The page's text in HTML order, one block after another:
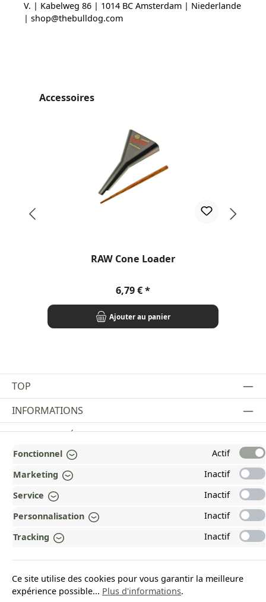
V. | Kabelweg 86 | 1014 BC Amsterdam | Niederlande
| shop@thebulldog.com
Ignorer la galerie de produits
Accessoires
RAW Cone Loader
Prix régulier :
6,79 €
Ajouter au panier
TOP
Revoke a contract
INFORMATIONS
MENTIONS LÉGALES
PAYMENT AND SHIPPING METHODS
RÉCOMPENSÉ ET CERTIFIÉ !
OUR COMMUNITIES
Fonctionnel
Actif
Marketing
Inactif
Service
Inactif
Personnalisation
Inactif
Tracking
Inactif
Ce site utilise des cookies pour vous garantir la meilleure
expérience possible... Plus d'informations.